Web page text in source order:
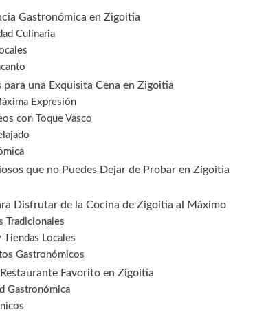
Gastronómica en Zigoitia
Culinaria
para una Exquisita Cena en Zigoitia
Expresión
con Toque Vasco
que no Puedes Dejar de Probar en Zigoitia
Disfrutar de la Cocina de Zigoitia al Máximo
Tradicionales
Locales
Gastronómicos
Favorito en Zigoitia
Gastronómica